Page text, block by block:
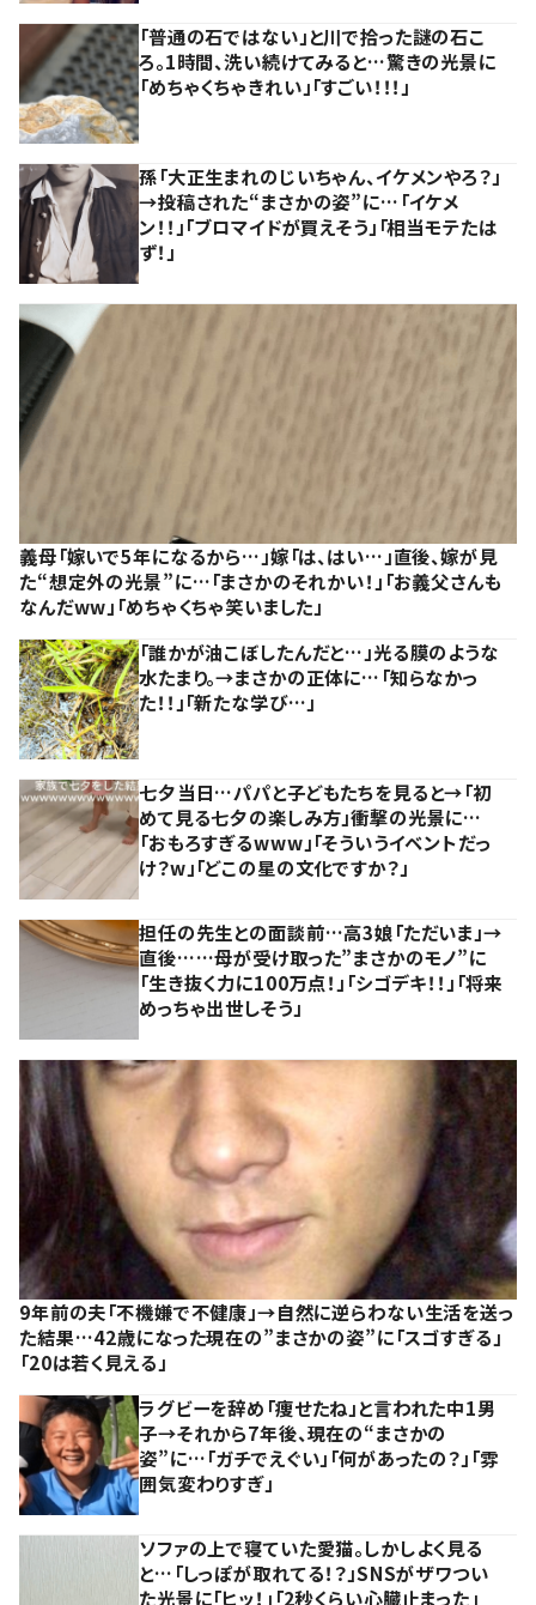
「普通の石ではない」と川で拾った謎の石こ
ろ。1時間、洗い続けてみると…驚きの光景に
「めちゃくちゃきれい」「すごい！！！」
孫「大正生まれのじいちゃん、イケメンやろ？」
→投稿された“まさかの姿”に…「イケメ
ン！！」「ブロマイドが買えそう」「相当モテたは
ず！」
義母「嫁いで5年になるから…」嫁「は、はい…」直後、嫁が見
た“想定外の光景”に…「まさかのそれかい！」「お義父さんも
なんだww」「めちゃくちゃ笑いました」
「誰かが油こぼしたんだと…」光る膜のような
水たまり。→まさかの正体に…「知らなかっ
た！！」「新たな学び…」
七夕当日…パパと子どもたちを見ると→「初
めて見る七夕の楽しみ方」衝撃の光景に…
「おもろすぎるwww」「そういうイベントだっ
け？w」「どこの星の文化ですか？」
担任の先生との面談前…高3娘「ただいま」→
直後……母が受け取った”まさかのモノ”に
「生き抜く力に100万点！」「シゴデキ！！」「将来
めっちゃ出世しそう」
9年前の夫「不機嫌で不健康」→自然に逆らわない生活を送っ
た結果…42歳になった現在の”まさかの姿”に「スゴすぎる」
「20は若く見える」
ラグビーを辞め「痩せたね」と言われた中1男
子→それから7年後、現在の“まさかの
姿”に…「ガチでえぐい」「何があったの？」「雰
囲気変わりすぎ」
ソファの上で寝ていた愛猫。しかしよく見る
と…「しっぽが取れてる！？」SNSがザワつい
た光景に「ヒッ！」「2秒くらい心臓止まった」